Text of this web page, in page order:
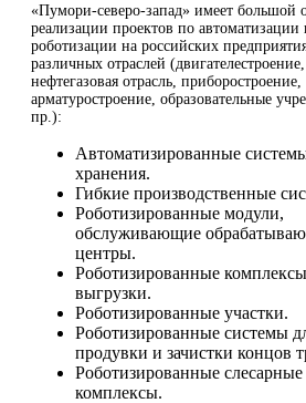
«Пумори-северо-запад» имеет большой
реализации проектов по автоматизации
роботизации на российских
различных отраслей (двигателестроение,
нефтегазовая отрасль, приборостроение,
арматуростроение, образовательные
пр.):
Автоматизированные
хранения.
Гибкие производственные
Роботизированные модули,
обслуживающие
центры.
Роботизированные комплексы
выгрузки.
Роботизированные участки.
Роботизированные системы
продувки и зачистки концов
Роботизированные слесарные
комплексы.